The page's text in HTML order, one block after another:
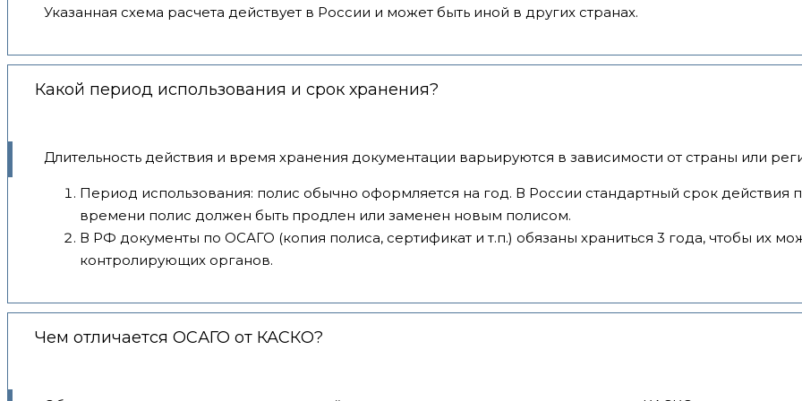
Указанная схема расчета действует в России и может быть иной в других странах.
Какой период использования и срок хранения?
Длительность действия и время хранения документации варьируются в зависимости от страны или
Период использования: полис обычно оформляется на год. В России стандартный срок действия
времени полис должен быть продлен или заменен новым полисом.
В РФ документы по ОСАГО (копия полиса, сертификат и т.п.) обязаны храниться 3 года, чтобы их
контролирующих органов.
Чем отличается ОСАГО от КАСКО?